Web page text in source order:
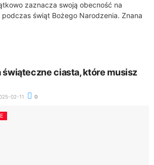
zaznacza swoją obecność na
podczas świąt Bożego Narodzenia. Znana
smaków, łączy w sobie różnorodne
świąteczne ciasta, które musisz
02-11 0